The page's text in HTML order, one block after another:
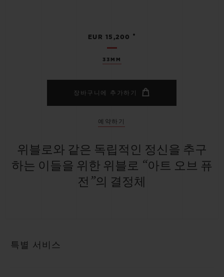
33MM
EUR 15,200 •
장바구니에 추가하기
예약하기
위블로와 같은 독립적인 정신을 추구
하는 이들을 위한 위블로 “아트 오브 퓨
전”의 결정체
특별 서비스